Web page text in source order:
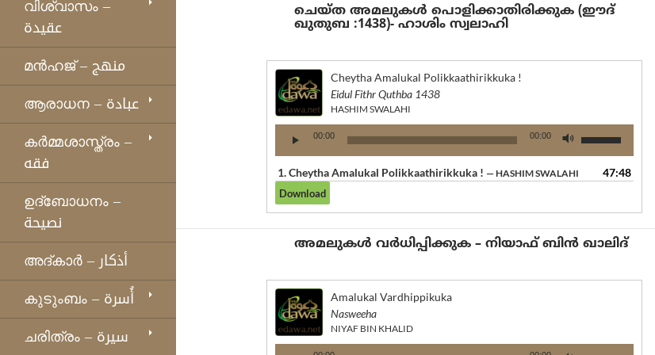
ചെയ്ത അമലുകള്‍ പൊളിക്കാതിരിക്കുക (ഈദ്‌
ഖുതുബ :1438)- ഹാശിം സ്വലാഹി
Cheytha Amalukal Polikkaathirikkuka !
Eidul Fithr Quthba 1438
HASHIM SWALAHI
Player
00:00 00:00
keys
increase
or
decrease
1.Cheytha Amalukal Polikkaathirikkuka ! — HASHIM SWALAHI 47:48
അമലുകൾ വർധിപ്പിക്കുക – നിയാഫ് ബിൻ ഖാലിദ്
Amalukal Vardhippikuka
Nasweeha
NIYAF BIN KHALID
വിശ്വാസം –
عقيدة
മന്‍ഹജ് – منهج
ആരാധന – عبادة
കര്‍മ്മശാസ്ത്രം –
فقه
ഉദ്ബോധനം –
نصيحة
അദ്കാര്‍ – أذكار
കുടുംബം – أُسرة
ചരിത്രം – سيرة